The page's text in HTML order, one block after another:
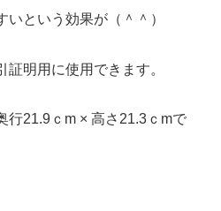
いという効果が（＾＾）
明用に使用できます。
行21.9ｃm × 高さ21.3ｃmで